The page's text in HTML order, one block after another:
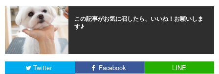
この記事がお気に召したら、いいね！お願いしま
す♪
Twitter Facebook
LINE